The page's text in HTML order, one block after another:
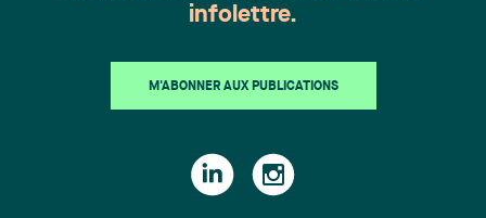
infolettre.
M'ABONNER AUX PUBLICATIONS